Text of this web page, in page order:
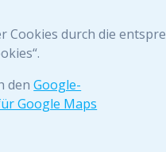
durch die
denGoogle-
Google Maps